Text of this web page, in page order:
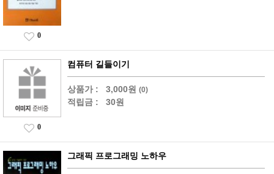
0
컴퓨터 길들이기
상품가 : 3,000원 (0)
적립금 : 30원
0
그래픽 프로그래밍 노하우